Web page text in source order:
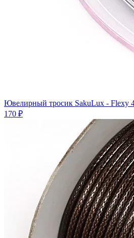
Ювелирный тросик SakuLux - Flexy
170 ₽